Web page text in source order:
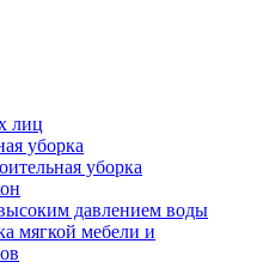
лиц
уборка
уборка
давлением воды
мягкой мебели и